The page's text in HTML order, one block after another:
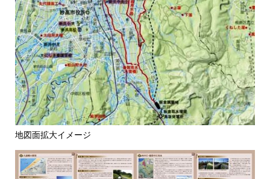
地図面拡大イメージ